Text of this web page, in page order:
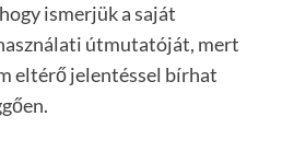
ismerjük a saját
útmutatóját, mert
eltérő jelentéssel bírhat